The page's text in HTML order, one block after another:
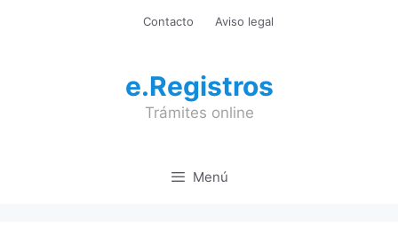
Contacto Aviso legal
e.Registros
Trámites online
Menú